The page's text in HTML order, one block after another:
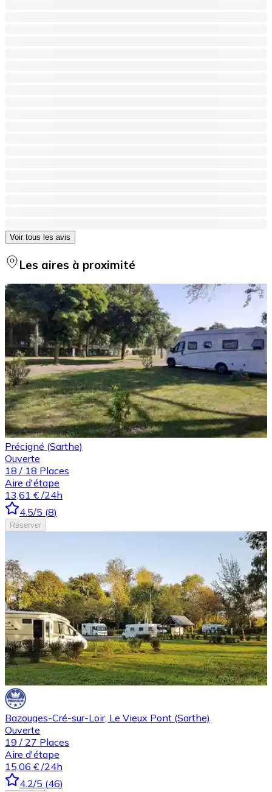
Voir tous les avis
Les aires à proximité
Précigné (Sarthe)
Ouverte
18 / 18 Places
Aire d'étape
13,61 € /24h
4.5/5 (8)
Réserver
Bazouges-Cré-sur-Loir, Le Vieux Pont (Sarthe)
Ouverte
19 / 27 Places
Aire d'étape
15,06 € /24h
4.2/5 (46)